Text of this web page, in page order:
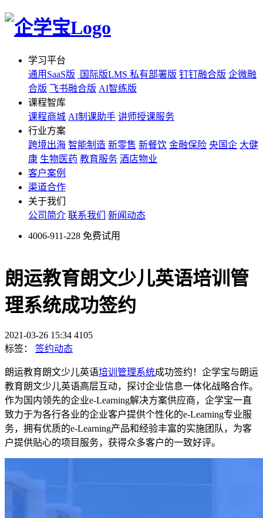
学习平台
通用SaaS版
国际版LMS 私有部署版 钉钉融合版 企微融
合版 飞书融合版 AI智练版
课程智库
课程商城 AI制课助手 讲师授课服务
行业方案
跨境出海 智能制造 新零售 新餐饮 金融保险 央国企 大健
康 生物医药 教育服务 酒店物业
客户案例
渠道合作
关于我们
公司简介 联系我们 新闻动态
4006-911-228 免费试用
朗运教育朗文少儿英语培训管
理系统成功签约
2021-03-26 15:34 4105
标签：
签约动态
朗运教育朗文少儿英语培训管理系统成功签约！企学宝与朗运
教育朗文少儿英语高层互动，探讨企业信息一体化战略合作。
作为国内领先的企业e-Learning解决方案供应商，企学宝一直
致力于为各行各业的企业客户提供个性化的e-Learning专业服
务，拥有优质的e-Learning产品和经验丰富的实施团队，为客
户提供贴心的项目服务，获得众多客户的一致好评。